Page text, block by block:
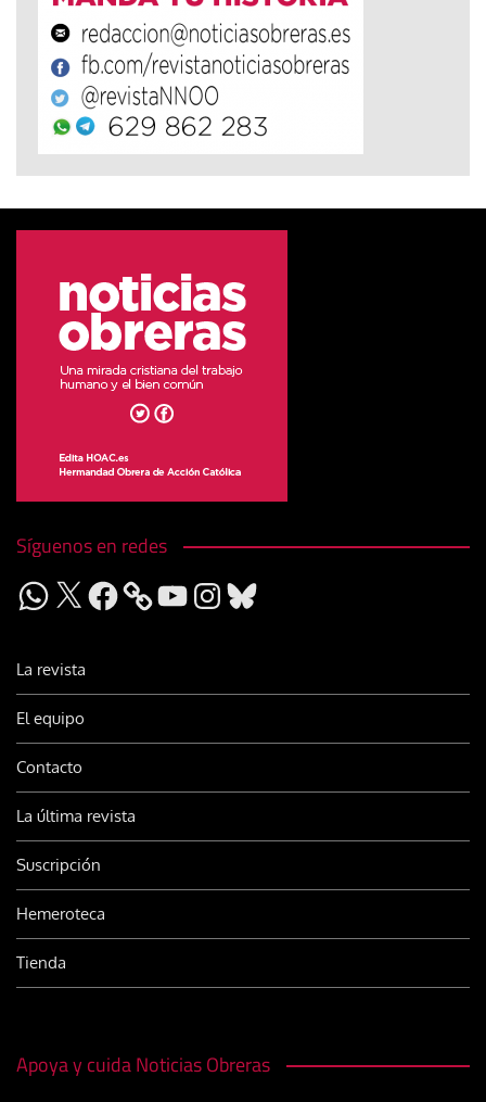
Síguenos en redes
WhatsApp
X Facebook YouTubeInstagram
Bluesky
La revista
El equipo
Contacto
La última revista
Suscripción
Hemeroteca
Tienda
Apoya y cuida Noticias Obreras